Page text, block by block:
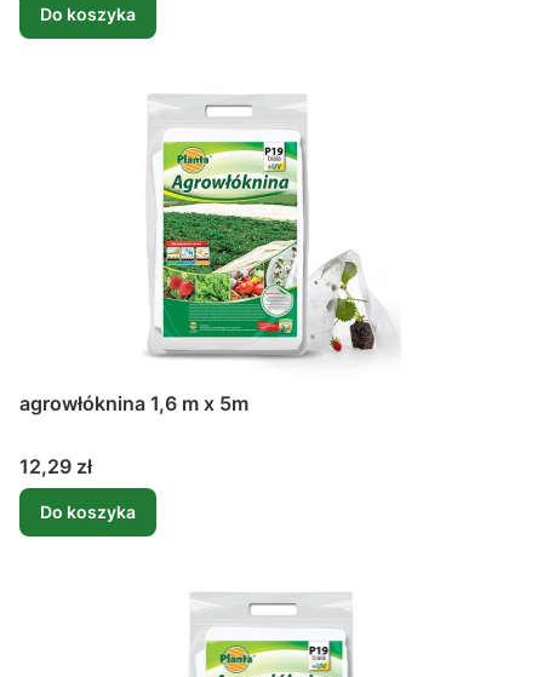
Do koszyka
agrowłóknina 1,6 m x 5m
Cena
12,29 zł
Do koszyka